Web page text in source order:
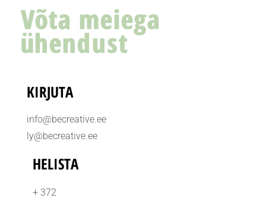
Võta meiega
ühendust
KIRJUTA
info@becreative.ee
ly@becreative.ee
HELISTA
+ 372